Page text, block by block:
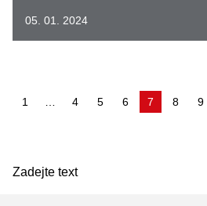
05. 01. 2024
1 4 5 6 7
(aktuální)8 9
Zadejte text